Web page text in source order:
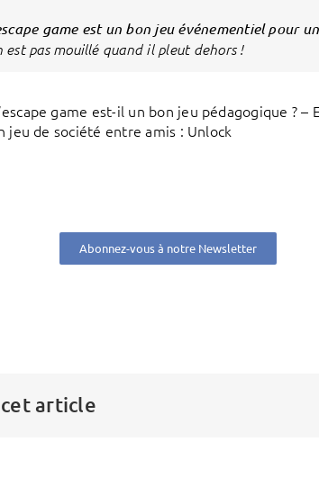
game est un bon jeu événementiel pour
est pas mouillé quand il pleut dehors !
game est-il un bon jeu pédagogique ? –
jeu de société entre amis : Unlock
Abonnez-vous à notre Newsletter
article